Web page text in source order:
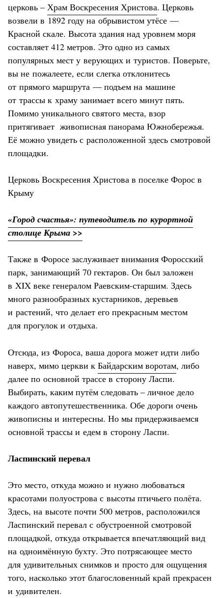
церковь – Храм Воскресения Христова. Церковь
возвели в 1892 году на обрывистом утёсе —
Красной скале. Высота здания над уровнем моря
составляет 412 метров. Это одно из самых
популярных мест у верующих и туристов. Поверьте,
вы не пожалеете, если слегка отклонитесь
от прямого маршрута — подъем на машине
от трассы к храму занимает всего минут пять.
Помимо уникального святого места, взор
притягивает живописная панорама Южнобережья.
Её можно увидеть с расположенной здесь смотровой
площадки.
Церковь Воскресения Христова в поселке Форос в
Крыму
«Город счастья»: путеводитель по курортной
столице Крыма >>
Также в Форосе заслуживает внимания Форосский
парк, занимающий 70 гектаров. Он был заложен
в XIX веке генералом Раевским-старшим. Здесь
много разнообразных кустарников, деревьев
и растений, что делает его прекрасным местом
для прогулок и отдыха.
Отсюда, из Фороса, ваша дорога может идти либо
наверх, мимо церкви к Байдарским воротам, либо
далее по основной трассе в сторону Ласпи.
Выбирать, каким путём следовать – личное дело
каждого автопутешественника. Обе дороги очень
живописны и интересны. Но мы придерживаемся
основной трассы и едем в сторону Ласпи.
Ласпинский перевал
Это место, откуда можно и нужно любоваться
красотами полуострова с высоты птичьего полёта.
Здесь, на высоте почти 500 метров, расположился
Ласпинский перевал с обустроенной смотровой
площадкой, откуда открывается впечатляющий вид
на одноимённую бухту. Это потрясающее место
для удивительных снимков и просто для ощущения
того, насколько этот благословенный край прекрасен
и удивителен.